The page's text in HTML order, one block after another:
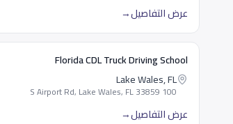
عرض التفاصيل→
Florida CDL Truck Driving School
Lake Wales, FL
100 S Airport Rd, Lake Wales, FL 33859
عرض التفاصيل→